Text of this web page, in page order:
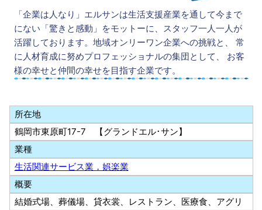
「企業は人なり」エルサンは生活支援産業を通して今まで
にない「驚きと感動」をモットーに、スタッフ一人一人が
活躍しております。地域オンリーワン企業への挑戦と、 常
に人材育成に努めプロフェッショナルの集団として、 お客
様の幸せと仲間の幸せを目指す企業です。
所在地
鶴岡市東原町17-7 【グランドエル･サン】
業種
生活関連サービス業，娯楽業
概要
結婚式場、葬儀場、貸衣裳、レストラン、医療食、アグリ